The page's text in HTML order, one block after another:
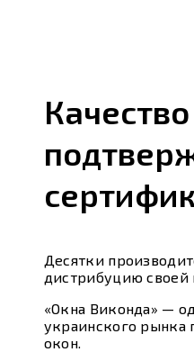
Десятки
дистрибуцию своей
«Окна Виконда» —
украинского рынка
окон.